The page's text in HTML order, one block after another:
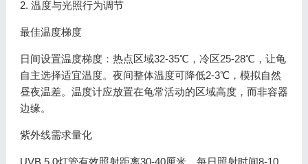
2. 温度与光照行为调节
最佳温度梯度
日间设置温度梯度：热点区域32-35℃，冷区25-28℃，让龟
自主选择适宜温度。夜间整体温度可降低2-3℃，模拟自然
昼夜温差。温度计应放置在龟常活动的区域高度，而非容器
边缘。
紫外线需求量化
UVB 5.0灯管有效照射距离30-40厘米，每日照射时间8-10